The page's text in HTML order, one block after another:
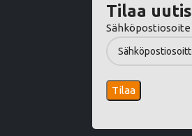
Tilaa
Sähköpostiosoite